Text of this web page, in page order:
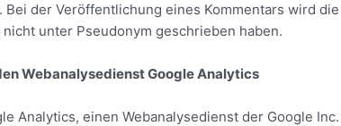
der Veröffentlichung eines Kommentars wird
unter Pseudonym geschrieben haben.
Webanalysedienst Google Analytics
Analytics, einen Webanalysedienst der Google